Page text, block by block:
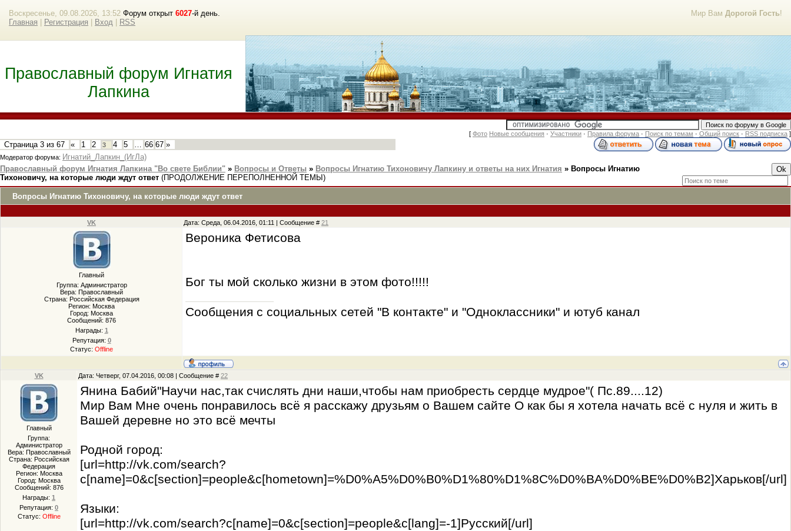
Мир Вам Дорогой Гость!
Воскресенье, 09.08.2026, 13:52 Форум открыт 6027-й день.
Главная
Регистрация Вход RSS
Православный форум Игнатия
Лапкина
[ Фото Новые сообщения · Участники · Правила форума · Поиск по темам · Общий поиск · RSS подписка ]
Страница 3 из 67 « 1 2 3 4 5 … 66 67 »
Модератор форума: Игнатий_Лапкин_(ИгЛа)
Православный форум Игнатия Лапкина "Во свете Библии" » Вопросы и Ответы » Вопросы Игнатию Тихоновичу Лапкину и ответы на них Игнатия » Вопросы Игнатию
Тихоновичу, на которые люди ждут ответ (ПРОДОЛЖЕНИЕ ПЕРЕПОЛНЕННОЙ ТЕМЫ)
Вопросы Игнатию Тихоновичу, на которые люди ждут ответ
VK Дата: Среда, 06.04.2016, 01:11 | Сообщение # 21
Главный
Группа: Администратор
Вера: Православный
Страна: Российская Федерация
Регион: Москва
Город: Москва
Сообщений: 876
Награды: 1
Репутация: 0
Статус: Offline
Вероника Фетисова
Бог ты мой сколько жизни в этом фото!!!!!
Сообщения с социальных сетей "В контакте" и "Одноклассники" и ютуб канал
VK Дата: Четверг, 07.04.2016, 00:08 | Сообщение # 22
Главный
Группа:
Администратор
Вера: Православный
Страна: Российская
Федерация
Регион: Москва
Город: Москва
Сообщений: 876
Награды: 1
Репутация: 0
Статус: Offline
Янина Бабий"Научи нас,так счислять дни наши,чтобы нам приобресть сердце мудрое"( Пс.89....12)
Мир Вам Мне очень понравилось всё я расскажу друзьям о Вашем сайте О как бы я хотела начать всё с нуля и жить в
Вашей деревне но это всё мечты
Родной город:
[url=http://vk.com/search?
c[name]=0&c[section]=people&c[hometown]=%D0%A5%D0%B0%D1%80%D1%8C%D0%BA%D0%BE%D0%B2]Харьков[/url]
Языки:
[url=http://vk.com/search?c[name]=0&c[section]=people&c[lang]=-1]Русский[/url]